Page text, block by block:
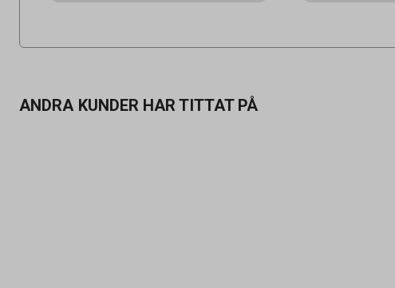
ANDRA KUNDER HAR TITTAT PÅ